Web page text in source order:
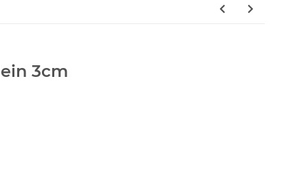
3cm